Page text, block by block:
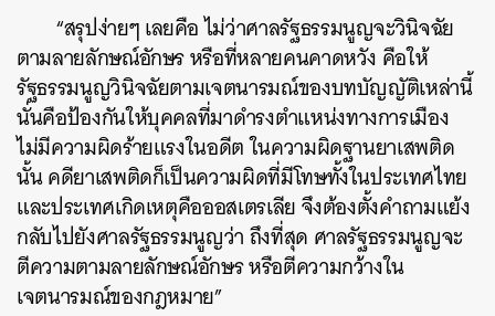
“สรุปง่ายๆ เลยคือ ไม่ว่าศาลรัฐธรรมนูญจะวินิจฉัย
ตามลายลักษณ์อักษร หรือที่หลายคนคาดหวัง คือให้
รัฐธรรมนูญวินิจฉัยตามเจตนารมณ์ของบทบัญญัติเหล่านี้
นั่นคือป้องกันให้บุคคลที่มาดำรงตำแหน่งทางการเมือง
ไม่มีความผิดร้ายแรงในอดีต ในความผิดฐานยาเสพติด
นั้น คดียาเสพติดก็เป็นความผิดที่มีโทษทั้งในประเทศไทย
และประเทศเกิดเหตุคือออสเตรเลีย จึงต้องตั้งคำถามแย้ง
กลับไปยังศาลรัฐธรรมนูญว่า ถึงที่สุด ศาลรัฐธรรมนูญจะ
ตีความตามลายลักษณ์อักษร หรือตีความกว้างใน
เจตนารมณ์ของกฎหมาย”